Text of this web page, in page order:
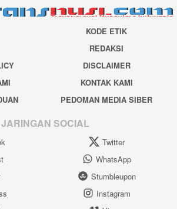
KODE ETIK
REDAKSI
DISCLAIMER
KONTAK KAMI
PEDOMAN MEDIA SIBER
JARINGAN SOCIAL
Twitter
WhatsApp
Stumbleupon
Instagram